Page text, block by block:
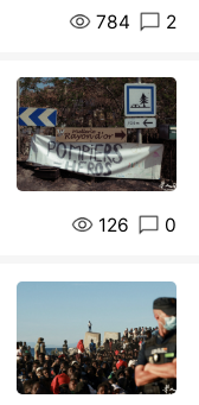
784 2
126 0